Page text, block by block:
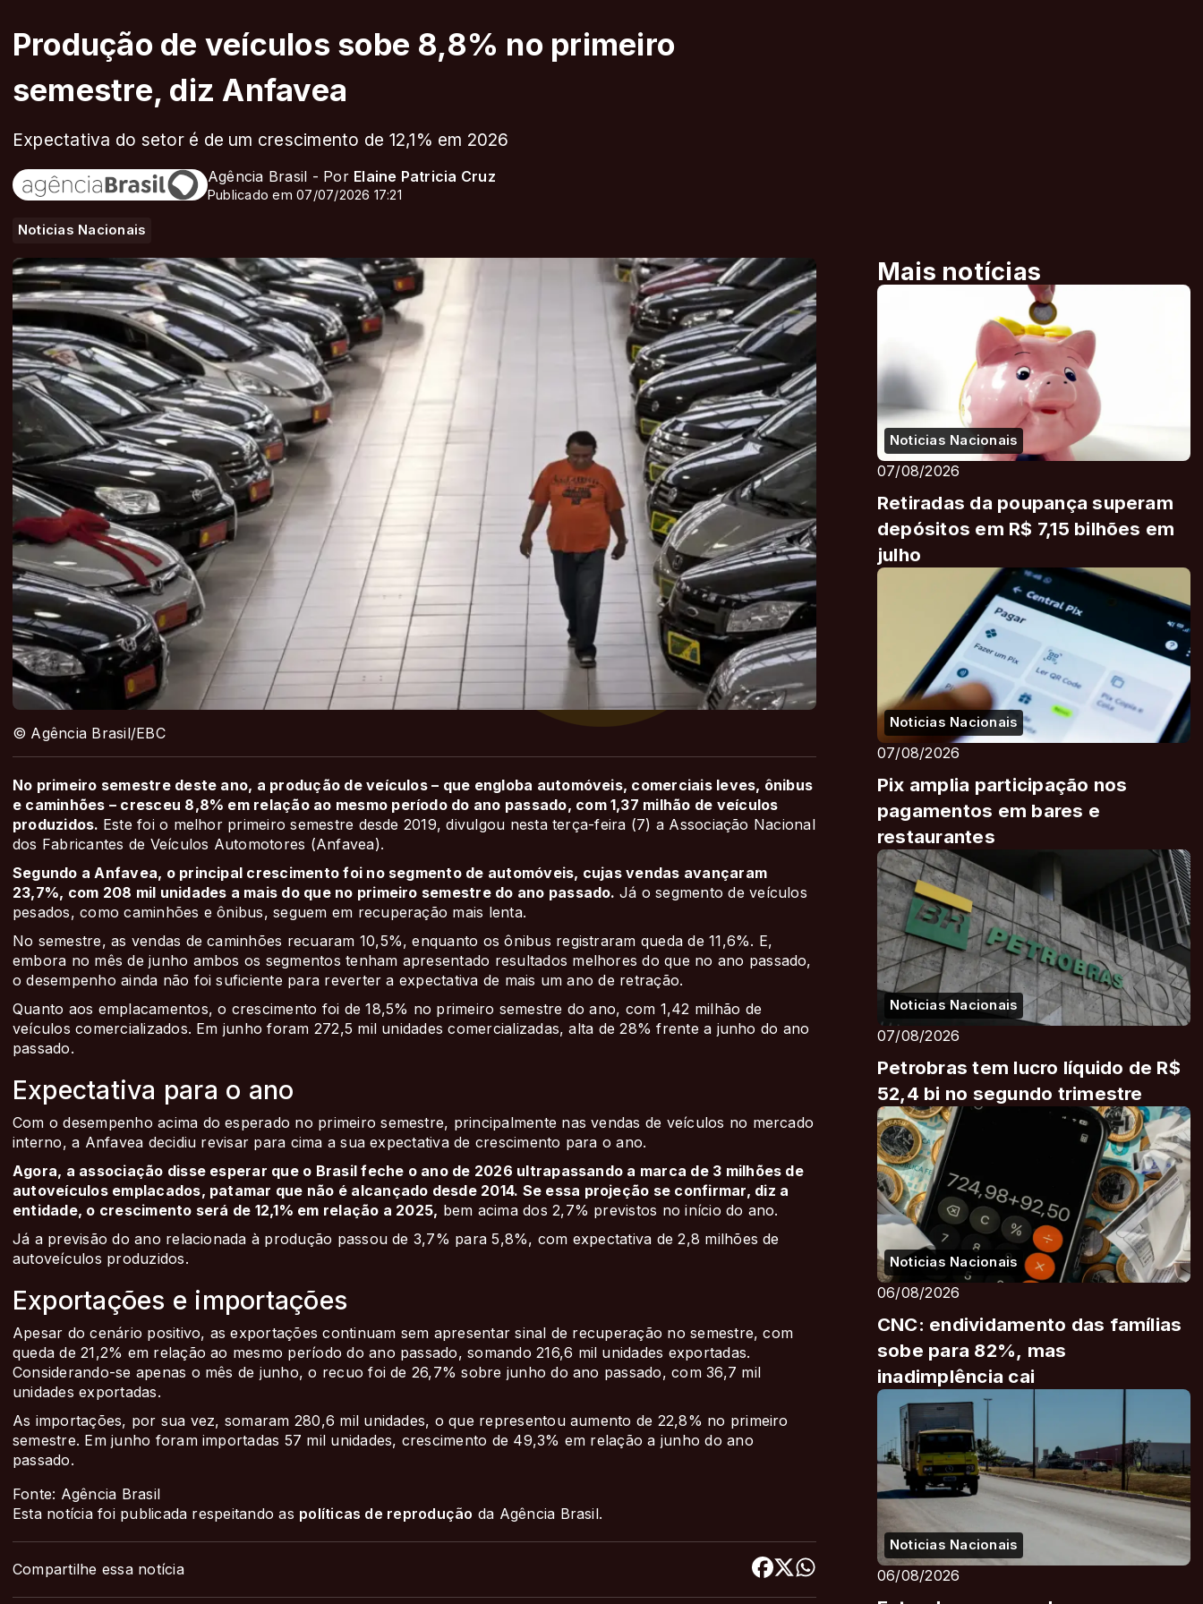
Produção de veículos sobe 8,8% no primeiro
semestre, diz Anfavea
Expectativa do setor é de um crescimento de 12,1% em 2026
Agência Brasil - Por Elaine Patricia Cruz
Publicado em 07/07/2026 17:21
Noticias Nacionais
© Agência Brasil/EBC
No primeiro semestre deste ano, a produção de veículos – que engloba automóveis, comerciais leves, ônibus
e caminhões – cresceu 8,8% em relação ao mesmo período do ano passado, com 1,37 milhão de veículos
produzidos. Este foi o melhor primeiro semestre desde 2019, divulgou nesta terça-feira (7) a Associação Nacional
dos Fabricantes de Veículos Automotores (Anfavea).
Segundo a Anfavea, o principal crescimento foi no segmento de automóveis, cujas vendas avançaram
23,7%, com 208 mil unidades a mais do que no primeiro semestre do ano passado. Já o segmento de veículos
pesados, como caminhões e ônibus, seguem em recuperação mais lenta.
No semestre, as vendas de caminhões recuaram 10,5%, enquanto os ônibus registraram queda de 11,6%. E,
embora no mês de junho ambos os segmentos tenham apresentado resultados melhores do que no ano passado,
o desempenho ainda não foi suficiente para reverter a expectativa de mais um ano de retração.
Quanto aos emplacamentos, o crescimento foi de 18,5% no primeiro semestre do ano, com 1,42 milhão de
veículos comercializados. Em junho foram 272,5 mil unidades comercializadas, alta de 28% frente a junho do ano
passado.
Expectativa para o ano
Com o desempenho acima do esperado no primeiro semestre, principalmente nas vendas de veículos no mercado
interno, a Anfavea decidiu revisar para cima a sua expectativa de crescimento para o ano.
Agora, a associação disse esperar que o Brasil feche o ano de 2026 ultrapassando a marca de 3 milhões de
autoveículos emplacados, patamar que não é alcançado desde 2014. Se essa projeção se confirmar, diz a
entidade, o crescimento será de 12,1% em relação a 2025, bem acima dos 2,7% previstos no início do ano.
Já a previsão do ano relacionada à produção passou de 3,7% para 5,8%, com expectativa de 2,8 milhões de
autoveículos produzidos.
Exportações e importações
Apesar do cenário positivo, as exportações continuam sem apresentar sinal de recuperação no semestre, com
queda de 21,2% em relação ao mesmo período do ano passado, somando 216,6 mil unidades exportadas.
Considerando-se apenas o mês de junho, o recuo foi de 26,7% sobre junho do ano passado, com 36,7 mil
unidades exportadas.
As importações, por sua vez, somaram 280,6 mil unidades, o que representou aumento de 22,8% no primeiro
semestre. Em junho foram importadas 57 mil unidades, crescimento de 49,3% em relação a junho do ano
passado.
Fonte: Agência Brasil
Esta notícia foi publicada respeitando as políticas de reprodução da Agência Brasil.
Compartilhe essa notícia
Mais notícias
Noticias Nacionais
07/08/2026
Retiradas da poupança superam
depósitos em R$ 7,15 bilhões em
julho
Noticias Nacionais
07/08/2026
Pix amplia participação nos
pagamentos em bares e
restaurantes
Noticias Nacionais
07/08/2026
Petrobras tem lucro líquido de R$
52,4 bi no segundo trimestre
Noticias Nacionais
06/08/2026
CNC: endividamento das famílias
sobe para 82%, mas
inadimplência cai
Noticias Nacionais
06/08/2026